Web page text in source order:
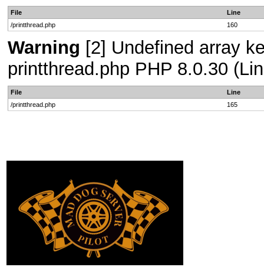
File
Line
/printthread.php
160
Warning [2] Undefined array
printthread.php PHP 8.0.30
File
Line
/printthread.php
165